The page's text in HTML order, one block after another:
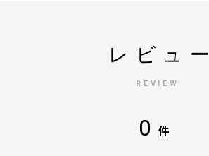
レビュー
REVIEW
0 件